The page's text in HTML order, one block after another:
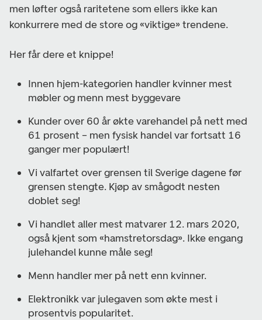
men løfter også raritetene som ellers ikke kan
konkurrere med de store og «viktige» trendene.
Her får dere et knippe!
Innen hjem-kategorien handler kvinner mest
møbler og menn mest byggevare
Kunder over 60 år økte varehandel på nett med
61 prosent – men fysisk handel var fortsatt 16
ganger mer populært!
Vi valfartet over grensen til Sverige dagene før
grensen stengte. Kjøp av smågodt nesten
doblet seg!
Vi handlet aller mest matvarer 12. mars 2020,
også kjent som «hamstretorsdag». Ikke engang
julehandel kunne måle seg!
Menn handler mer på nett enn kvinner.
Elektronikk var julegaven som økte mest i
prosentvis popularitet.